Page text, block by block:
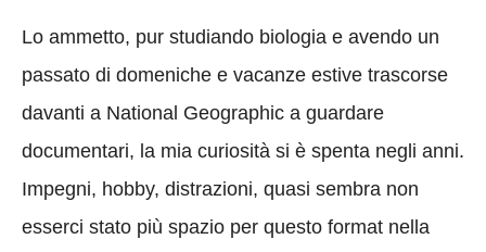
Lo ammetto, pur studiando biologia e avendo un
passato di domeniche e vacanze estive trascorse
davanti a National Geographic a guardare
documentari, la mia curiosità si è spenta negli anni.
Impegni, hobby, distrazioni, quasi sembra non
esserci stato più spazio per questo format nella